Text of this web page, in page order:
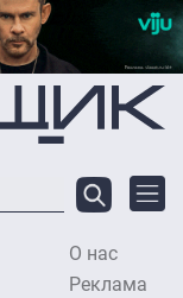
О нас
Реклама